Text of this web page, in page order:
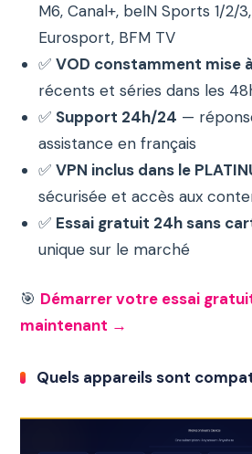
M6, Canal+, beIN Sports 1/2/
Eurosport, BFM TV
✅VOD constamment mise
récents et séries dans les
✅ Support 24h/24 —
assistance en français
✅VPN inclus dans le
sécurisée et accès aux
✅ Essai gratuit 24h sans
unique sur le marché
🎯 Démarrer votre essai
maintenant →
Quels appareils sont